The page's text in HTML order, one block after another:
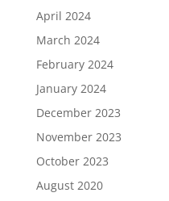
April 2024
March 2024
February 2024
January 2024
December 2023
November 2023
October 2023
August 2020